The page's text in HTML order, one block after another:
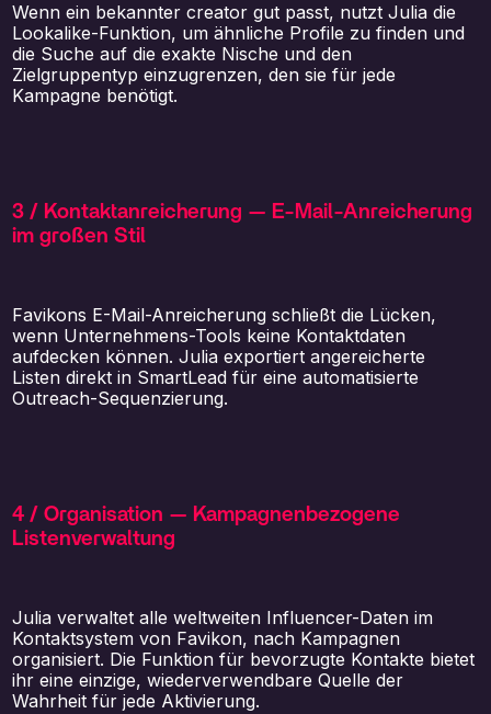
Wenn ein bekannter creator gut passt, nutzt Julia die
Lookalike-Funktion, um ähnliche Profile zu finden und
die Suche auf die exakte Nische und den
Zielgruppentyp einzugrenzen, den sie für jede
Kampagne benötigt.
3 / Kontaktanreicherung — E-Mail-Anreicherung
im großen Stil
Favikons E-Mail-Anreicherung schließt die Lücken,
wenn Unternehmens-Tools keine Kontaktdaten
aufdecken können. Julia exportiert angereicherte
Listen direkt in SmartLead für eine automatisierte
Outreach-Sequenzierung.
4 / Organisation — Kampagnenbezogene
Listenverwaltung
Julia verwaltet alle weltweiten Influencer-Daten im
Kontaktsystem von Favikon, nach Kampagnen
organisiert. Die Funktion für bevorzugte Kontakte bietet
ihr eine einzige, wiederverwendbare Quelle der
Wahrheit für jede Aktivierung.